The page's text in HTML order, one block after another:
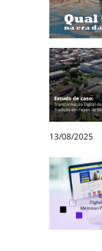
13/08/2025